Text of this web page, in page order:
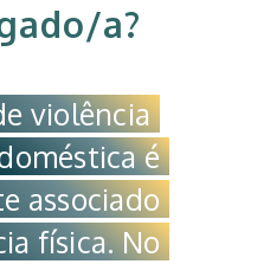
a?
violência
é
associado
física. No